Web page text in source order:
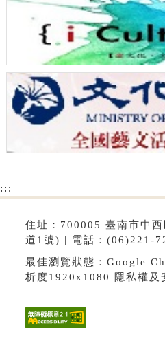
:::
住址：700005 臺南市中
道1號) | 電話：(06)221-
最佳瀏覽狀態：Google
析度1920x1080 隱私權及